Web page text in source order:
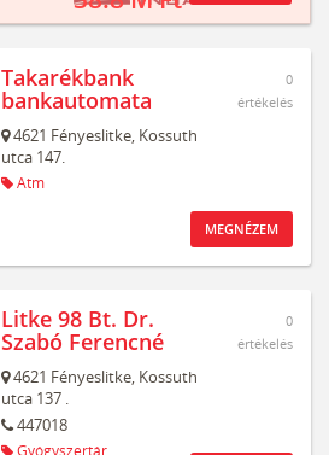
Takarékbank
bankautomata
4621 Fényeslitke, Kossuth
utca 147.
Atm
0
értékelés
MEGNÉZEM
Litke 98 Bt. Dr.
Szabó Ferencné
4621 Fényeslitke, Kossuth
utca 137 .
447018
Gyógyszertár
0
értékelés